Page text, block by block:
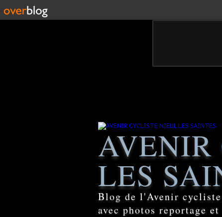
LES
Blog de l'Avenir
avec photos reportage